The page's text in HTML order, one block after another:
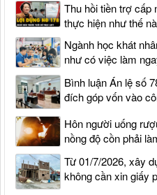
Thu hồi tiền trợ cấp
thực hiện như thế
Ngành học khát
như có việc làm
Bình luận Án lệ số
đích góp vốn vào
Hôn người uống
nồng độ cồn phải
Từ 01/7/2026, xây
không cần xin giấy